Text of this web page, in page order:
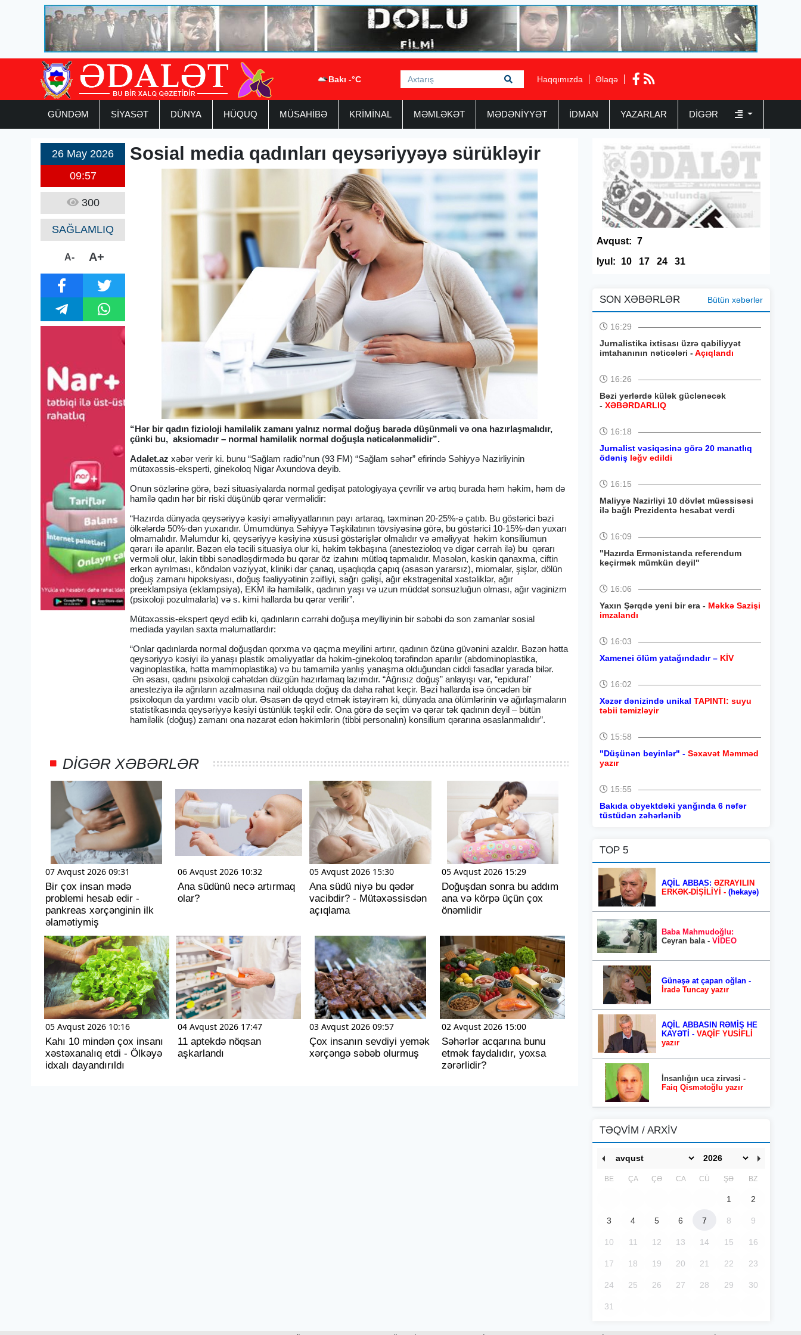
Bakı -°C Haqqımızda Əlaqə
GÜNDƏM SİYASƏT DÜNYA HÜQUQ MÜSAHİBƏ KRİMİNAL MƏMLƏKƏT MƏDƏNİYYƏT İDMAN YAZARLAR DIGƏR
26 May 2026
09:57
300
SAĞLAMLIQ
A- A+
Sosial media qadınları qeysəriyyəyə sürükləyir
“Hər bir qadın fizioloji hamiləlik zamanı yalnız normal doğuş barədə düşünməli və ona hazırlaşmalıdır,
çünki bu, aksiomadır – normal hamiləlik normal doğuşla nəticələnməlidir”.
Adalet.az xəbər verir ki. bunu “Sağlam radio”nun (93 FM) “Sağlam səhər” efirində Səhiyyə Nazirliyinin
mütəxəssis-eksperti, ginekoloq Nigar Axundova deyib.
Onun sözlərinə görə, bəzi situasiyalarda normal gedişat patologiyaya çevrilir və artıq burada həm həkim, həm də
hamilə qadın hər bir riski düşünüb qərar verməlidir:
“Hazırda dünyada qeysəriyyə kəsiyi əməliyyatlarının payı artaraq, təxminən 20-25%-ə çatıb. Bu göstərici bəzi
ölkələrdə 50%-dən yuxarıdır. Ümumdünya Səhiyyə Təşkilatının tövsiyəsinə görə, bu göstərici 10-15%-dən yuxarı
olmamalıdır. Məlumdur ki, qeysəriyyə kəsiyinə xüsusi göstərişlər olmalıdır və əməliyyat həkim konsiliumun
qərarı ilə aparılır. Bəzən elə təcili situasiya olur ki, həkim təkbaşına (anestezioloq və digər cərrah ilə) bu qərarı
verməli olur, lakin tibbi sənədləşdirmədə bu qərar öz izahını mütləq tapmalıdır. Məsələn, kəskin qanaxma, ciftin
erkən ayrılması, köndələn vəziyyət, kliniki dar çanaq, uşaqlıqda çapıq (əsasən yararsız), miomalar, şişlər, dölün
doğuş zamanı hipoksiyası, doğuş fəaliyyətinin zəifliyi, sağrı gəlişi, ağır ekstragenital xəstəliklər, ağır
preeklampsiya (eklampsiya), EKM ilə hamiləlik, qadının yaşı və uzun müddət sonsuzluğun olması, ağır vaginizm
(psixoloji pozulmalarla) və s. kimi hallarda bu qərar verilir”.
Mütəxəssis-ekspert qeyd edib ki, qadınların cərrahi doğuşa meylliyinin bir səbəbi də son zamanlar sosial
mediada yayılan saxta məlumatlardır:
“Onlar qadınlarda normal doğuşdan qorxma və qaçma meyilini artırır, qadının özünə güvənini azaldır. Bəzən hətta
qeysəriyyə kəsiyi ilə yanaşı plastik əməliyyatlar da həkim-ginekoloq tərəfindən aparılır (abdominoplastika,
vaginoplastika, hətta mammoplastika) və bu tamamilə yanlış yanaşma olduğundan ciddi fəsadlar yarada bilər.
Ən əsası, qadını psixoloji cəhətdən düzgün hazırlamaq lazımdır. “Ağrısız doğuş” anlayışı var, “epidural”
anesteziya ilə ağrıların azalmasına nail olduqda doğuş da daha rahat keçir. Bəzi hallarda isə öncədən bir
psixoloqun da yardımı vacib olur. Əsasən də qeyd etmək istəyirəm ki, dünyada ana ölümlərinin və ağırlaşmaların
statistikasında qeysəriyyə kəsiyi üstünlük təşkil edir. Ona görə də seçim və qərar tək qadının deyil – bütün
hamiləlik (doğuş) zamanı ona nəzarət edən həkimlərin (tibbi personalın) konsilium qərarına əsaslanmalıdır”.
DIGƏR XƏBƏRLƏR
07 Avqust 2026 09:31
Bir çox insan mədə
problemi hesab edir -
pankreas xərçənginin ilk
əlamətiymiş
06 Avqust 2026 10:32
Ana südünü necə artırmaq
olar?
05 Avqust 2026 15:30
Ana südü niyə bu qədər
vacibdir? - Mütəxəssisdən
açıqlama
05 Avqust 2026 15:29
Doğuşdan sonra bu addım
ana və körpə üçün çox
önəmlidir
05 Avqust 2026 10:16
Kahı 10 mindən çox insanı
xəstəxanalıq etdi - Ölkəyə
idxalı dayandırıldı
04 Avqust 2026 17:47
11 aptekdə nöqsan
aşkarlandı
03 Avqust 2026 09:57
Çox insanın sevdiyi yemək
xərçəngə səbəb olurmuş
02 Avqust 2026 15:00
Səhərlər acqarına bunu
etmək faydalıdır, yoxsa
zərərlidir?
Avqust: 7
Iyul:
10 17 24 31
SON XƏBƏRLƏR Bütün xəbərlər
16:29
Jurnalistika ixtisası üzrə qabiliyyət
imtahanının nəticələri - Açıqlandı
16:26
Bəzi yerlərdə külək güclənəcək
- XƏBƏRDARLIQ
16:18
Jurnalist vəsiqəsinə görə 20 manatlıq
ödəniş ləğv edildi
16:15
Maliyyə Nazirliyi 10 dövlət müəssisəsi
ilə bağlı Prezidentə hesabat verdi
16:09
"Hazırda Ermənistanda referendum
keçirmək mümkün deyil"
16:06
Yaxın Şərqdə yeni bir era - Məkkə Sazişi
imzalandı
16:03
Xamenei ölüm yatağındadır – KİV
16:02
Xəzər dənizində unikal TAPINTI: suyu
təbii təmizləyir
15:58
"Düşünən beyinlər" - Səxavət Məmməd
yazır
15:55
Bakıda obyektdəki yanğında 6 nəfər
tüstüdən zəhərlənib
TOP 5
AQİL ABBAS: ƏZRAYILIN
ERKƏK-DİŞİLİYİ - (hekayə)
Baba Mahmudoğlu:
Ceyran bala - VİDEO
Günəşə at çapan oğlan -
İradə Tuncay yazır
AQİL ABBASIN RƏMİŞ HE
KAYƏTİ - VAQİF YUSİFLİ
yazır
İnsanlığın uca zirvəsi -
Faiq Qismətoğlu yazır
TƏQVİM / ARXİV
BE ÇA ÇƏ CA CÜ ŞƏ BZ
1 2
3 4 5 6 7 8 9
10 11 12 13 14 15 16
17 18 19 20 21 22 23
24 25 26 27 28 29 30
31